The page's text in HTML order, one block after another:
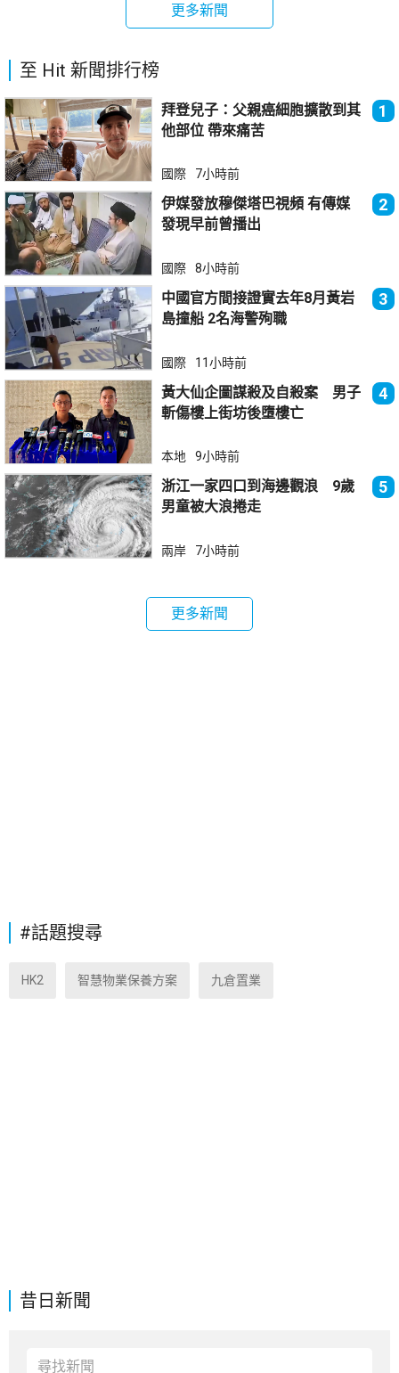
昔日新聞
更多新聞
至 Hit 新聞排行榜
拜登兒子：父親癌細胞擴散到其
他部位 帶來痛苦
1
國際 7小時前
伊媒發放穆傑塔巴視頻 有傳媒
發現早前曾播出
2
國際 8小時前
中國官方間接證實去年8月黃岩
島撞船 2名海警殉職
3
國際 11小時前
黃大仙企圖謀殺及自殺案 男子
斬傷樓上街坊後墮樓亡
4
本地 9小時前
浙江一家四口到海邊觀浪 9歲
男童被大浪捲走
5
兩岸 7小時前
更多新聞
#話題搜尋
HK2 智慧物業保養方案 九倉置業